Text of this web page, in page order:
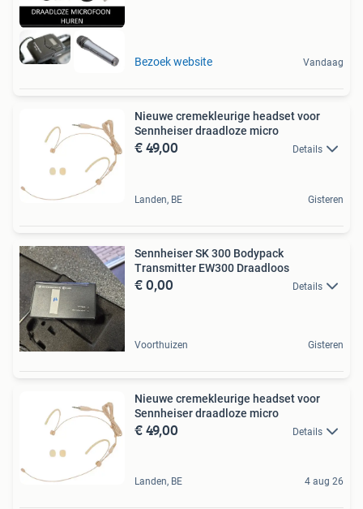
Bezoek website Vandaag
Nieuwe cremekleurige headset voor
Sennheiser draadloze micro
€ 49,00 Details
Landen, BE Gisteren
Sennheiser SK 300 Bodypack
Transmitter EW300 Draadloos
€ 0,00 Details
Voorthuizen Gisteren
Nieuwe cremekleurige headset voor
Sennheiser draadloze micro
€ 49,00 Details
Landen, BE 4 aug 26